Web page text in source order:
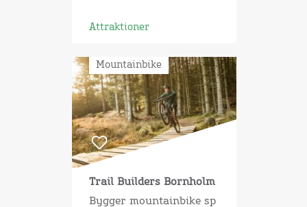
Attraktioner
Mountainbike
Trail Builders Bornholm
Bygger mountainbike sp